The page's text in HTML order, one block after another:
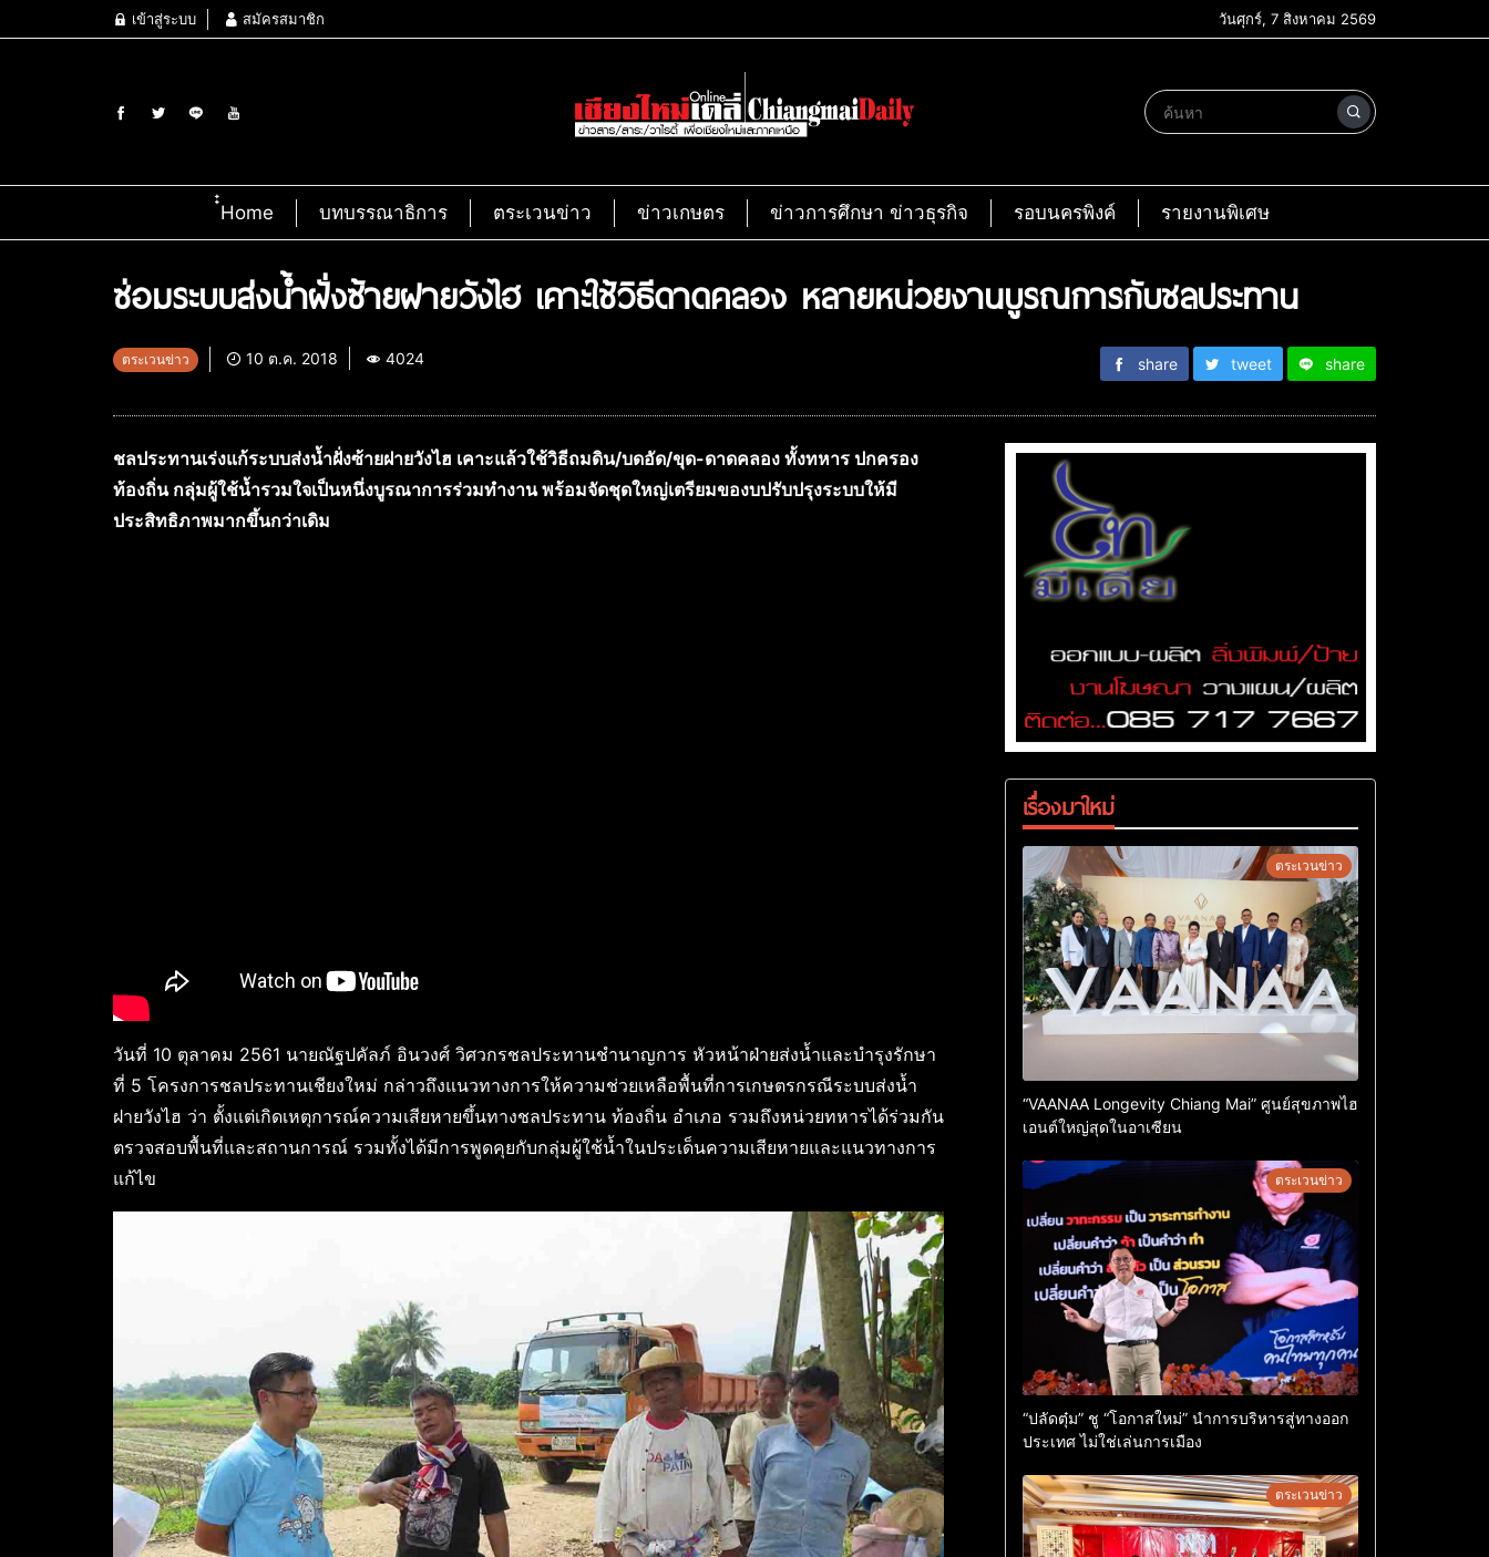
เข้าสู่ระบบ สมัครสมาชิก วันศุกร์, 7 สิงหาคม 2569
๋๋Home บทบรรณาธิการ ตระเวนข่าว ข่าวเกษตร ข่าวการศึกษา ข่าวธุรกิจ รอบนครพิงค์ รายงานพิเศษ
ซ่อมระบบส่งน้ำฝั่งซ้ายฝายวังไฮ เคาะใช้วิธีดาดคลอง หลายหน่วยงานบูรณการกับชลประทาน
ตระเวนข่าว 10 ต.ค. 2018 4024 share tweet share
ชลประทานเร่งแก้ระบบส่งน้ำฝั่งซ้ายฝายวังไฮ เคาะแล้วใช้วิธีถมดิน/บดอัด/ขุด-ดาดคลอง ทั้งทหาร ปกครอง
ท้องถิ่น กลุ่มผู้ใช้น้ำรวมใจเป็นหนึ่งบูรณาการร่วมทำงาน พร้อมจัดชุดใหญ่เตรียมของบปรับปรุงระบบให้มี
ประสิทธิภาพมากขึ้นกว่าเดิม
วันที่ 10 ตุลาคม 2561 นายณัฐปคัลภ์ อินวงศ์ วิศวกรชลประทานชำนาญการ หัวหน้าฝ่ายส่งน้ำและบำรุงรักษา
ที่ 5 โครงการชลประทานเชียงใหม่ กล่าวถึงแนวทางการให้ความช่วยเหลือพื้นที่การเกษตรกรณีระบบส่งน้ำ
ฝายวังไฮ ว่า ตั้งแต่เกิดเหตุการณ์ความเสียหายขึ้นทางชลประทาน ท้องถิ่น อำเภอ รวมถึงหน่วยทหารได้ร่วมกัน
ตรวจสอบพื้นที่และสถานการณ์ รวมทั้งได้มีการพูดคุยกับกลุ่มผู้ใช้น้ำในประเด็นความเสียหายและแนวทางการ
แก้ไข
เรื่องมาใหม่
ตระเวนข่าว
“VAANAA Longevity Chiang Mai” ศูนย์สุขภาพไฮ
เอนต์ใหญ่สุดในอาเซียน
ตระเวนข่าว
“ปลัดตุ๋ม” ชู “โอกาสใหม่” นำการบริหารสู่ทางออก
ประเทศ ไม่ใช่เล่นการเมือง
ตระเวนข่าว